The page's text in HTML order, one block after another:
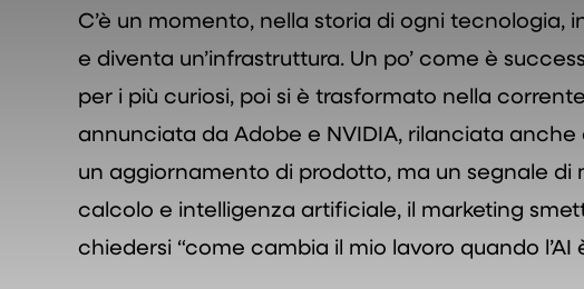
C’è un momento, nella storia di ogni tecnologia,
e diventa un’infrastruttura. Un po’ come è
per i più curiosi, poi si è trasformato nella
annunciata da Adobe e NVIDIA, rilanciata
un aggiornamento di prodotto, ma un segnale
calcolo e intelligenza artificiale, il marketing
chiedersi “come cambia il mio lavoro quando l’AI